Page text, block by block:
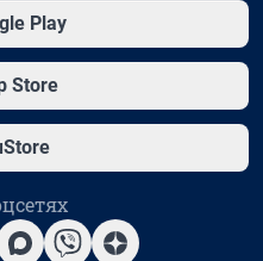
Play
Store